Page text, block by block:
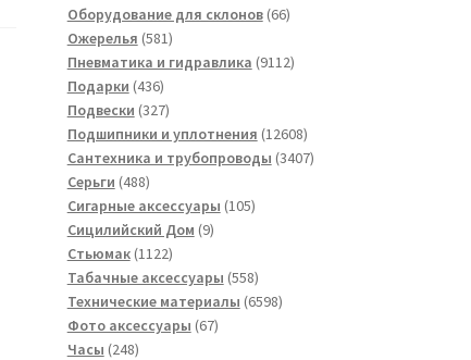
товара
Оборудование для склонов 6666
Ожерелья 581581
товар
Пневматика и гидравлика 91129112
Подарки 436436
товаров
Подвески 327327
товаров
Подшипники и уплотнения 1260812608
товаров
Сантехника и трубопроводы 34073407
Серьги 488488
товаров
Сигарные аксессуары 105105
Сицилийский Дом 99
Стьюмак 11221122
товара
Табачные аксессуары 558558
товаров
Технические материалы 65986598
Фото аксессуары 6767
Часы 248248